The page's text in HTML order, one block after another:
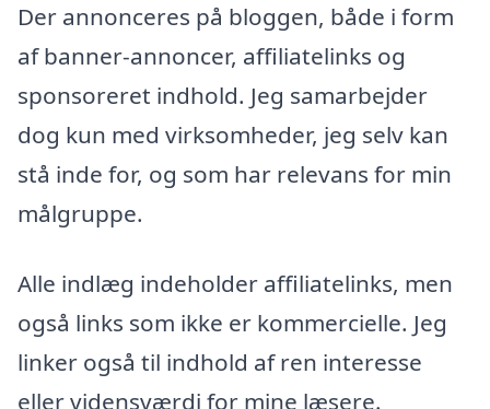
Der annonceres på bloggen, både i form
af banner-annoncer, affiliatelinks og
sponsoreret indhold. Jeg samarbejder
dog kun med virksomheder, jeg selv kan
stå inde for, og som har relevans for min
målgruppe.
Alle indlæg indeholder affiliatelinks, men
også links som ikke er kommercielle. Jeg
linker også til indhold af ren interesse
eller vidensværdi for mine læsere.